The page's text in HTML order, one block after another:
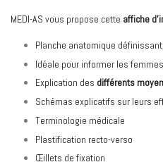
MEDI-AS vous propose cette affiche
Planche anatomique
Idéale pour informer les
Explication des différents
Schémas explicatifs sur leurs
Terminologie médicale
Plastification recto-verso
Œillets de fixation